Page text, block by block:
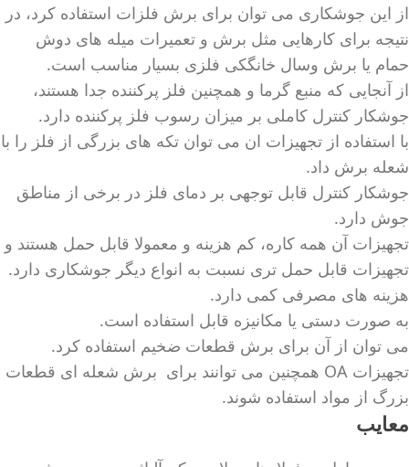
از این جوشکاری می توان برای برش فلزات استفاده کرد، در
نتیجه برای کارهایی مثل برش و تعمیرات میله های دوش
حمام یا برش وسال خانگکی فلزی بسیار مناسب است.
از آنجایی که منبع گرما و همچنین فلز پرکننده جدا هستند،
جوشکار کنترل کاملی بر میزان رسوب فلز پرکننده دارد.
با استفاده از تجهیزات ان می توان تکه های بزرگی از فلز را با
شعله برش داد.
جوشکار کنترل قابل توجهی بر دمای فلز در برخی از مناطق
جوش دارد.
تجهیزات آن همه کاره، کم هزینه و معمولا قابل حمل هستند و
تجهیزات قابل حمل تری نسبت به انواع دیگر جوشکاری دارد.
هزینه های مصرفی کمی دارد.
به صورت دستی یا مکانیزه قابل استفاده است.
می توان از آن برای برش قطعات ضخیم استفاده کرد.
تجهیزات OA همچنین می توانند برای برش شعله ای قطعات
بزرگ از مواد استفاده شوند.
معایب